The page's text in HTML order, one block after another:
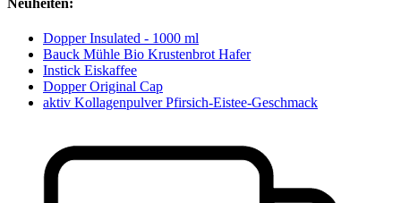
Dopper Insulated - 1000 ml
Bauck Mühle Bio Krustenbrot Hafer
Instick Eiskaffee
Dopper Original Cap
aktiv Kollagenpulver Pfirsich-Eistee-Geschmack